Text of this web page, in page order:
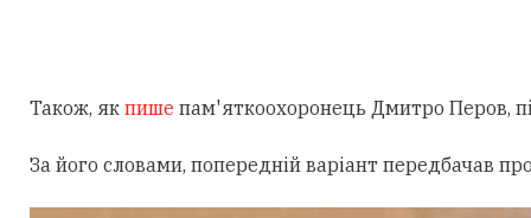
Також, як пише пам'яткоохоронець Дмитро Перов,
За його словами, попередній варіант передбачав